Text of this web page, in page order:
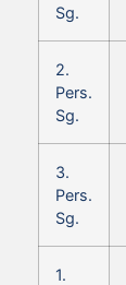
Sg.
2.
Pers.
Sg.
3.
Pers.
Sg.
1.